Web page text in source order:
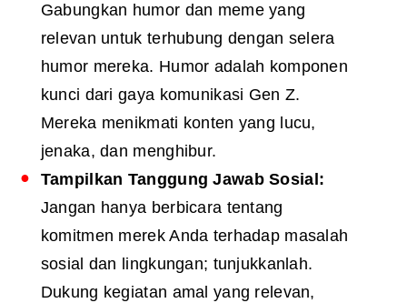
Gabungkan humor dan meme yang
relevan untuk terhubung dengan selera
humor mereka. Humor adalah komponen
kunci dari gaya komunikasi Gen Z.
Mereka menikmati konten yang lucu,
jenaka, dan menghibur.
Tampilkan Tanggung Jawab Sosial:
Jangan hanya berbicara tentang
komitmen merek Anda terhadap masalah
sosial dan lingkungan; tunjukkanlah.
Dukung kegiatan amal yang relevan,